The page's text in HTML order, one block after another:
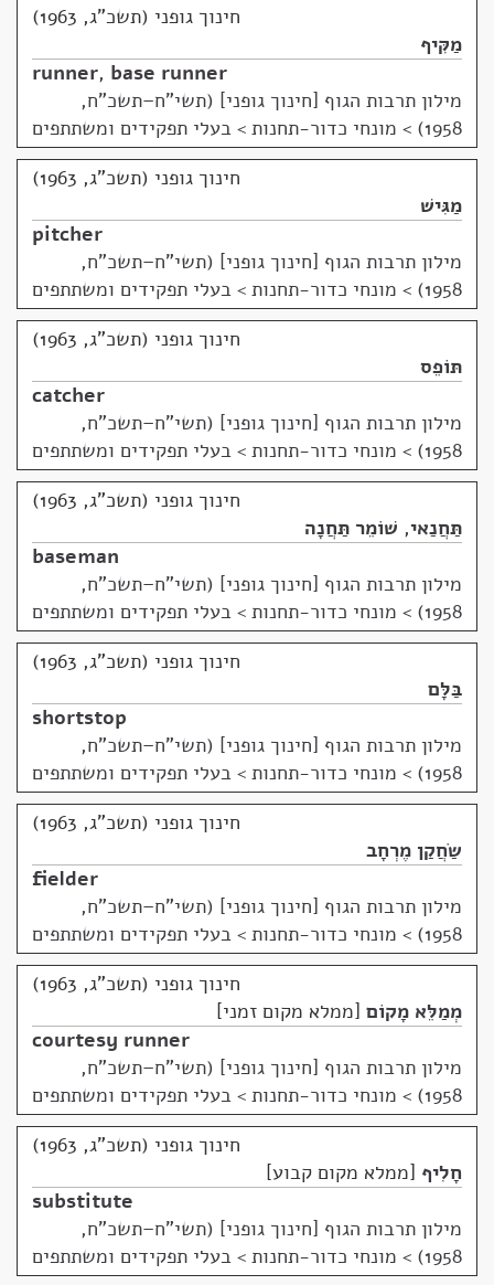
חינוך גופני (תשכ"ג, 1963)
מַקִּיף
runner, base runner
מילון תרבות הגוף [חינוך גופני] (תשי"ח–תשכ"ח,
1958)
> מונחי כדור-תחנות > בעלי תפקידים ומשתתפים
חינוך גופני (תשכ"ג, 1963)
מַגִּישׁ
pitcher
מילון תרבות הגוף [חינוך גופני] (תשי"ח–תשכ"ח,
1958)
> מונחי כדור-תחנות > בעלי תפקידים ומשתתפים
חינוך גופני (תשכ"ג, 1963)
תּוֹפֵס
catcher
מילון תרבות הגוף [חינוך גופני] (תשי"ח–תשכ"ח,
1958)
> מונחי כדור-תחנות > בעלי תפקידים ומשתתפים
חינוך גופני (תשכ"ג, 1963)
תַּחֲנַאי, שׁוֹמֵר תַּחֲנָה
baseman
מילון תרבות הגוף [חינוך גופני] (תשי"ח–תשכ"ח,
1958)
> מונחי כדור-תחנות > בעלי תפקידים ומשתתפים
חינוך גופני (תשכ"ג, 1963)
בַּלָּם
shortstop
מילון תרבות הגוף [חינוך גופני] (תשי"ח–תשכ"ח,
1958)
> מונחי כדור-תחנות > בעלי תפקידים ומשתתפים
חינוך גופני (תשכ"ג, 1963)
שַׂחֲקַן מֶרְחָב
fielder
מילון תרבות הגוף [חינוך גופני] (תשי"ח–תשכ"ח,
1958)
> מונחי כדור-תחנות > בעלי תפקידים ומשתתפים
חינוך גופני (תשכ"ג, 1963)
מְמַלֵּא מָקוֹם ממלא מקום זמני
courtesy runner
מילון תרבות הגוף [חינוך גופני] (תשי"ח–תשכ"ח,
1958)
> מונחי כדור-תחנות > בעלי תפקידים ומשתתפים
חינוך גופני (תשכ"ג, 1963)
חָלִיף ממלא מקום קבוע
substitute
מילון תרבות הגוף [חינוך גופני] (תשי"ח–תשכ"ח,
1958)
> מונחי כדור-תחנות > בעלי תפקידים ומשתתפים